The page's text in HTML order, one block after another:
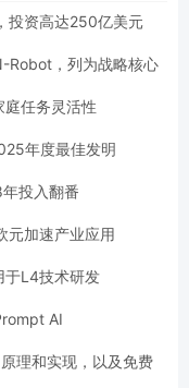
投资高达250亿美元
Robot，列为战略核心
任务灵活性
年度最佳发明
投入翻番
元加速产业应用
于L4技术研发
AI
理和实现，以及免费